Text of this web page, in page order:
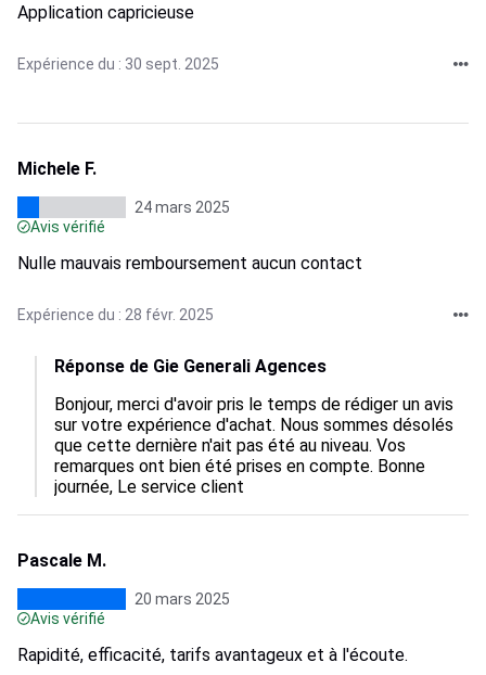
Application capricieuse
Expérience du : 30 sept. 2025
Michele F.
24 mars 2025
Avis vérifié
Nulle mauvais remboursement aucun contact
Expérience du : 28 févr. 2025
Réponse de Gie Generali Agences
Bonjour, merci d'avoir pris le temps de rédiger un avis
sur votre expérience d'achat. Nous sommes désolés
que cette dernière n'ait pas été au niveau. Vos
remarques ont bien été prises en compte. Bonne
journée, Le service client
Pascale M.
20 mars 2025
Avis vérifié
Rapidité, efficacité, tarifs avantageux et à l'écoute.